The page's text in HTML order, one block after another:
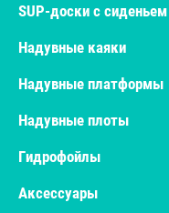
SUP-доски с сиденьем
Надувные каяки
Надувные платформы
Надувные плоты
Гидрофойлы
Аксессуары